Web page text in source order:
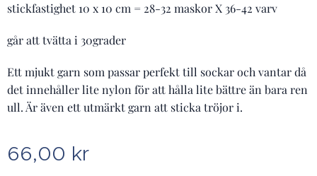
stickfastighet 10 x 10 cm = 28-32 maskor X 36-42 varv
går att tvätta i 30grader
Ett mjukt garn som passar perfekt till sockar och vantar då
det innehåller lite nylon för att hålla lite bättre än bara ren
ull. Är även ett utmärkt garn att sticka tröjor i.
66,00 kr